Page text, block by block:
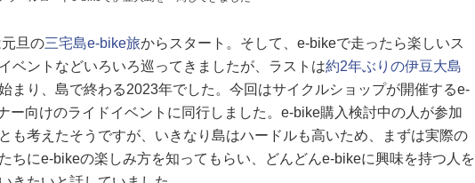
旦の三宅島e-bike旅からスタート。そして、e-bikeで走ったら楽しいス
ベントなどいろいろ巡ってきましたが、ラストは約2年ぶりの伊豆大島
まり、島で終わる2023年でした。今回はサイクルショップが開催するe-
ー向けのライドイベントに同行しました。e-bike購入検討中の人が参加
も考えたそうですが、いきなり島はハードルも高いため、まずは実際の
ちにe-bikeの楽しみ方を知ってもらい、どんどんe-bikeに興味を持つ人を